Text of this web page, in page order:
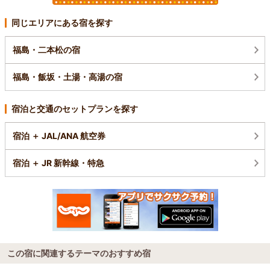
同じエリアにある宿を探す
福島・二本松の宿
福島・飯坂・土湯・高湯の宿
宿泊と交通のセットプランを探す
宿泊 ＋ JAL/ANA 航空券
宿泊 ＋ JR 新幹線・特急
この宿に関連するテーマのおすすめ宿